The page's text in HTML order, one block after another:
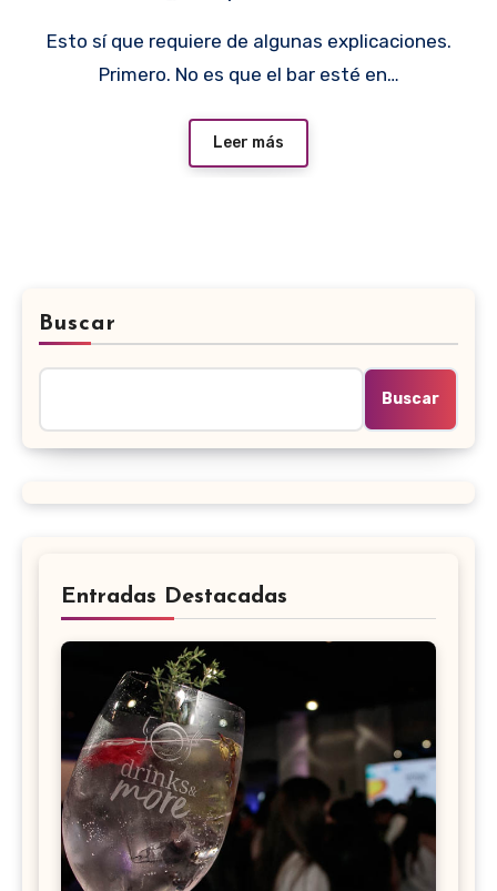
Esto sí que requiere de algunas explicaciones.
Primero. No es que el bar esté en…
Leer más
Buscar
Buscar
Entradas Destacadas